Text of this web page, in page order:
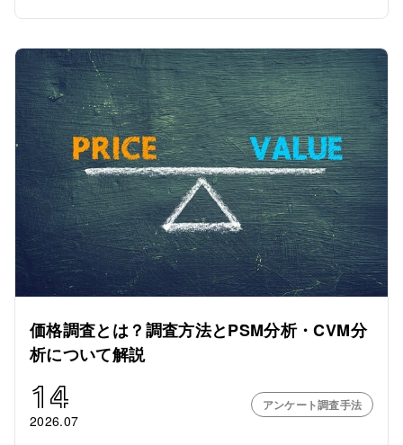
価格調査とは？調査方法とPSM分析・CVM分
析について解説
14
2026.07
アンケート調査手法